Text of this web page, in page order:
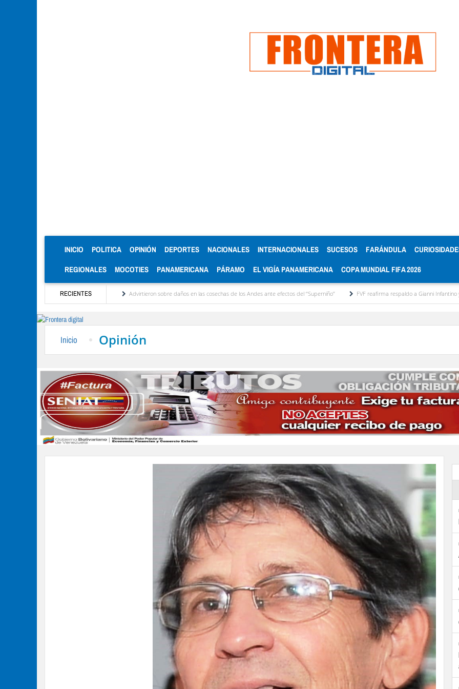
INICIO (CURRENT)
POLITICA OPINIÓN DEPORTES NACIONALES INTERNACIONALES SUCESOS FARÁNDULA
REGIONALES MOCOTIES PANAMERICANA PÁRAMO EL VIGÍA PANAMERICANA COPA MUNDIAL FIFA 2026
RECIENTES
Centroamericanos y del Caribe Advirtieron sobre daños en las cosechas de los Andes ante efectos del ‘‘Superniño’’ FVF reafirma respaldo a Gianni Infantino y
Inicio Opinión